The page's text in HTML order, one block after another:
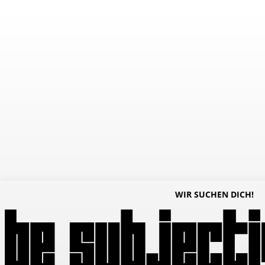
WIR SUCHEN DICH!